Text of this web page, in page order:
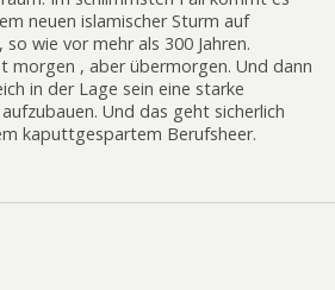
neuen islamischer Sturm auf
wie vor mehr als 300 Jahren.
morgen , aber übermorgen. Und dann
in der Lage sein eine starke
Und das geht sicherlich
kaputtgespartem Berufsheer.